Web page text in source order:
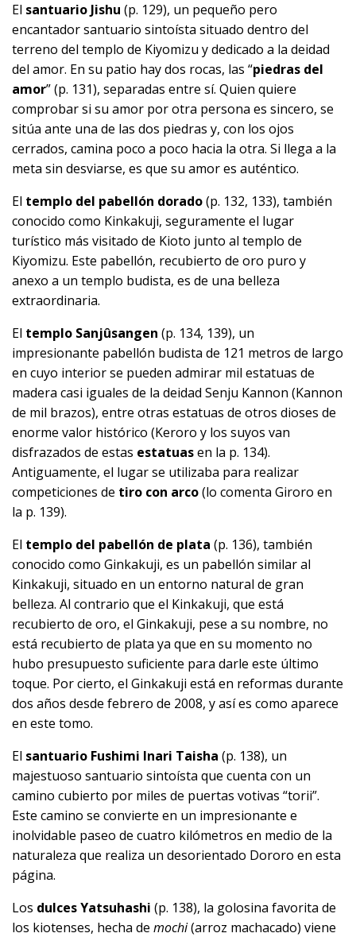
El santuario Jishu (p. 129), un pequeño pero
encantador santuario sintoísta situado dentro del
terreno del templo de Kiyomizu y dedicado a la deidad
del amor. En su patio hay dos rocas, las “piedras del
amor” (p. 131), separadas entre sí. Quien quiere
comprobar si su amor por otra persona es sincero, se
sitúa ante una de las dos piedras y, con los ojos
cerrados, camina poco a poco hacia la otra. Si llega a la
meta sin desviarse, es que su amor es auténtico.
El templo del pabellón dorado(p. 132, 133), también
conocido como Kinkakuji, seguramente el lugar
turístico más visitado de Kioto junto al templo de
Kiyomizu. Este pabellón, recubierto de oro puro y
anexo a un templo budista, es de una belleza
extraordinaria.
El templo Sanjûsangen (p. 134, 139), un
impresionante pabellón budista de 121 metros de largo
en cuyo interior se pueden admirar mil estatuas de
madera casi iguales de la deidad Senju Kannon (Kannon
de mil brazos), entre otras estatuas de otros dioses de
enorme valor histórico (Keroro y los suyos van
disfrazados de estas estatuasen la p. 134).
Antiguamente, el lugar se utilizaba para realizar
competiciones de tiro con arco(lo comenta Giroro en
la p. 139).
El templo del pabellón de plata (p. 136), también
conocido como Ginkakuji, es un pabellón similar al
Kinkakuji, situado en un entorno natural de gran
belleza. Al contrario que el Kinkakuji, que está
recubierto de oro, el Ginkakuji, pese a su nombre, no
está recubierto de plata ya que en su momento no
hubo presupuesto suficiente para darle este último
toque. Por cierto, el Ginkakuji está en reformas durante
dos años desde febrero de 2008, y así es como aparece
en este tomo.
El santuario Fushimi Inari Taisha (p. 138), un
majestuoso santuario sintoísta que cuenta con un
camino cubierto por miles de puertas votivas “torii”.
Este camino se convierte en un impresionante e
inolvidable paseo de cuatro kilómetros en medio de la
naturaleza que realiza un desorientado Dororo en esta
página.
Los dulces Yatsuhashi (p. 138), la golosina favorita de
los kiotenses, hecha de mochi(arroz machacado) viene